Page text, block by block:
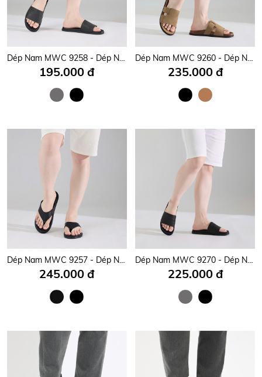
Dép Nam MWC 9258 - Dép Nam Quai Ngang Bản To Logo MWC Sang Trọng, Đẳng Cấp, Nam Tính, Thời Trang.
195.000 đ
Dép Nam MWC 9260 - Dép Nam Quai Da Ngang Bản To Nam Tính, Bền Đẹp, Thời Trang.
235.000 đ
Dép Nam MWC 9257 - Dép Nam Quai Bản Kẹp Nam Tính, Khoẻ Khoắn, Năng Động, Thời Trang.
245.000 đ
Dép Nam MWC 9270 - Dép Nam Quai Ngang Bản To Hoạ Tiết Chỉ Nổi Chắc Chắn, Nam Tính, Bền Đẹp.
225.000 đ